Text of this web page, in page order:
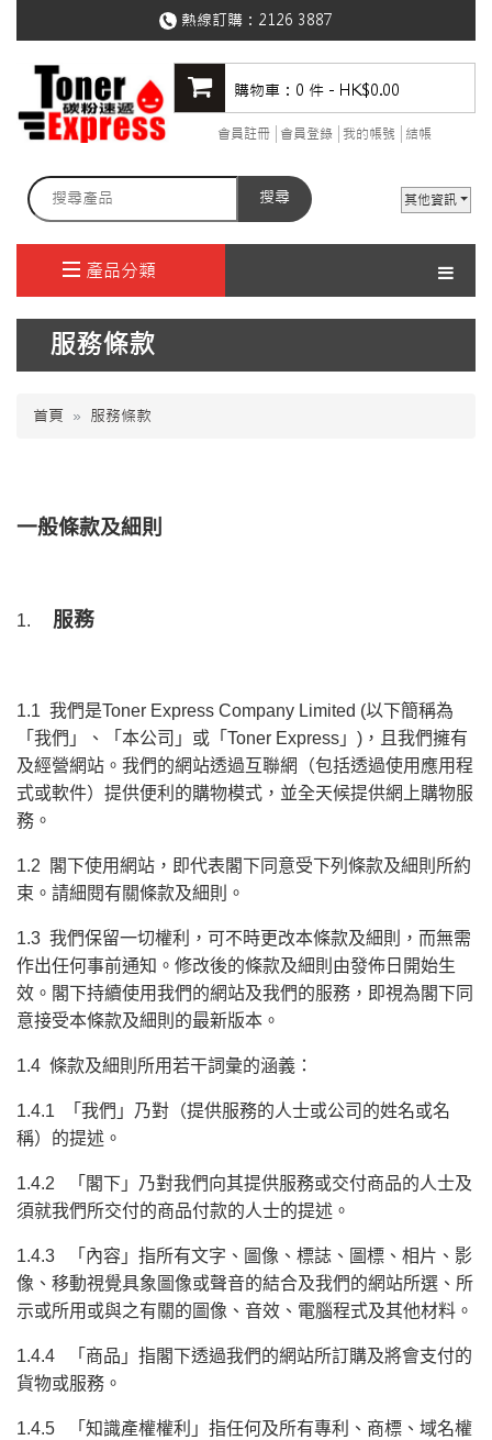
熱線訂購： 2126 3887
購物車：0 件 - HK$0.00
會員註冊 會員登錄 我的帳號 結帳
搜尋 其他資訊
產品分類
服務條款
首頁 服務條款
一般條款及細則
1. 服務
1.1 我們是Toner Express Company Limited (以下簡稱為
「我們」、「本公司」或「Toner Express」)，且我們擁有
及經營網站。我們的網站透過互聯網（包括透過使用應用程
式或軟件）提供便利的購物模式，並全天候提供網上購物服
務。
1.2 閣下使用網站，即代表閣下同意受下列條款及細則所約
束。請細閱有關條款及細則。
1.3 我們保留一切權利，可不時更改本條款及細則，而無需
作出任何事前通知。修改後的條款及細則由發佈日開始生
效。閣下持續使用我們的網站及我們的服務，即視為閣下同
意接受本條款及細則的最新版本。
1.4 條款及細則所用若干詞彙的涵義：
1.4.1 「我們」乃對（提供服務的人士或公司的姓名或名
稱）的提述。
1.4.2 「閣下」乃對我們向其提供服務或交付商品的人士及
須就我們所交付的商品付款的人士的提述。
1.4.3 「內容」指所有文字、圖像、標誌、圖標、相片、影
像、移動視覺具象圖像或聲音的結合及我們的網站所選、所
示或所用或與之有關的圖像、音效、電腦程式及其他材料。
1.4.4 「商品」指閣下透過我們的網站所訂購及將會支付的
貨物或服務。
1.4.5 「知識產權權利」指任何及所有專利、商標、域名權